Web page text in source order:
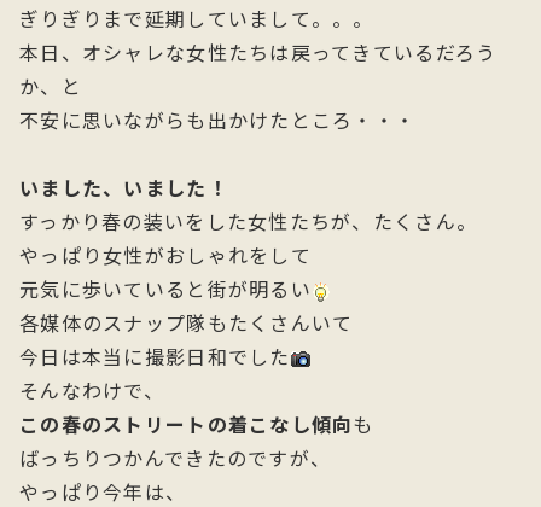
ぎりぎりまで延期していまして。。。
本日、オシャレな女性たちは戻ってきているだろう
か、と
不安に思いながらも出かけたところ・・・
いました、いました！
すっかり春の装いをした女性たちが、たくさん。
やっぱり女性がおしゃれをして
元気に歩いていると街が明るい
各媒体のスナップ隊もたくさんいて
今日は本当に撮影日和でした
そんなわけで、
この春のストリートの着こなし傾向も
ばっちりつかんできたのですが、
やっぱり今年は、